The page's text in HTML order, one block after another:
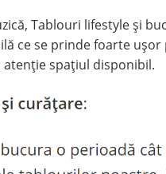
Tablouri lifestyle și
ce se prinde foarte
atenție spațiul disponibil.